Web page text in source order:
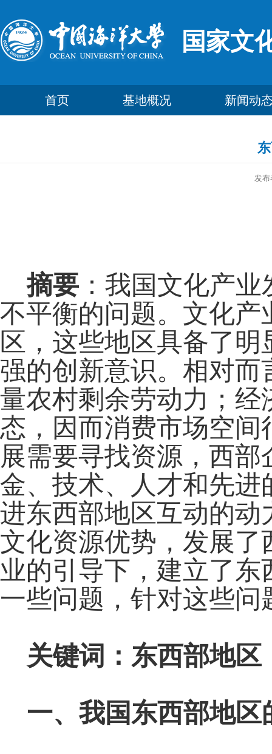
国家文
首页 基地概况 新闻动
发布
摘要 ：我国文化产
不平衡的问题。文化
区，这些地区具备了
强的创新意识。相对
量农村剩余劳动力；
态，因而消费市场空
展需要寻找资源，西
金、技术、人才和先
进东西部地区互动的
文化资源优势，发展
业的引导下，建立了
一些问题，针对这些
关键词：东西部地区
一、我国东西部地区